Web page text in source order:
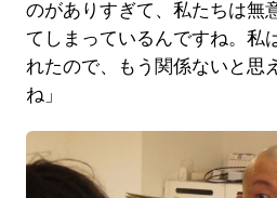
のがありすぎて、私たちは無
てしまっているんですね。私
れたので、もう関係ないと思
ね」